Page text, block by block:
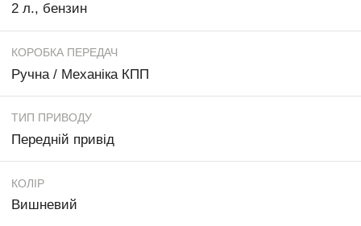
2 л., бензин
КОРОБКА ПЕРЕДАЧ
Ручна / Механіка КПП
ТИП ПРИВОДУ
Передній привід
КОЛІР
Вишневий